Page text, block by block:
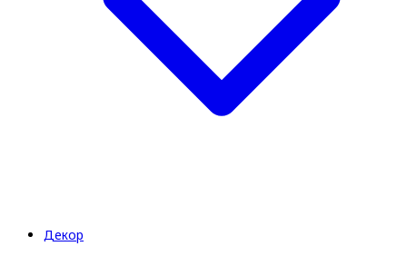
Декор